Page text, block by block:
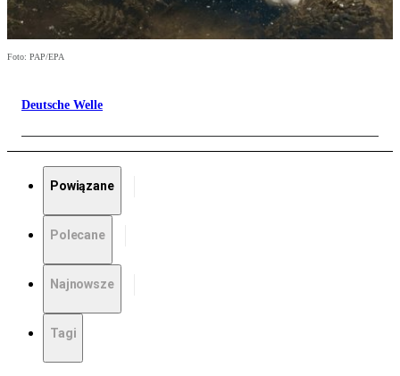
Foto: PAP/EPA
Deutsche Welle
Powiązane
Polecane
Najnowsze
Tagi